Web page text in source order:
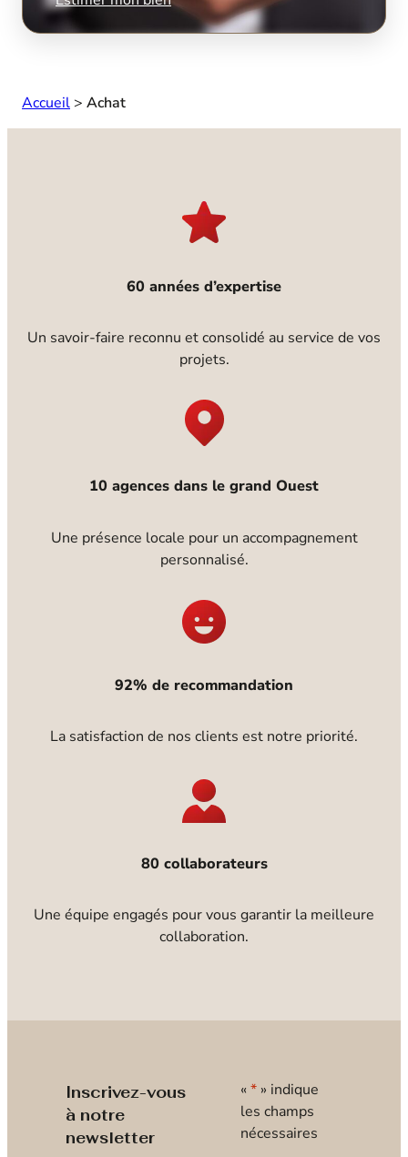
Accueil > Achat
60 années d’expertise
Un savoir-faire reconnu et consolidé au service de vos
projets.
10 agences dans le grand Ouest
Une présence locale pour un accompagnement
personnalisé.
92% de recommandation
La satisfaction de nos clients est notre priorité.
80 collaborateurs
Une équipe engagés pour vous garantir la meilleure
collaboration.
Inscrivez-vous
à notre
newsletter
« * » indique
les champs
nécessaires